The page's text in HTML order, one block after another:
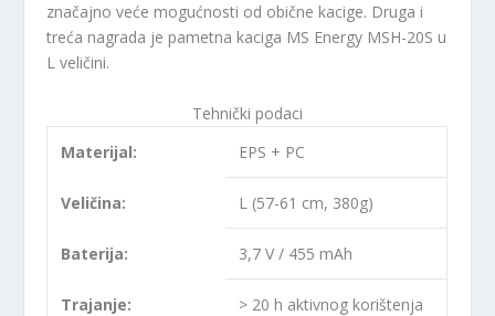
značajno veće mogućnosti od obične kacige. Druga i
treća nagrada je pametna kaciga MS Energy MSH-20S u
L veličini.
Tehnički podaci
Materijal:
EPS + PC
Veličina: L (57-61 cm, 380g)
Baterija: 3,7 V / 455 mAh
Trajanje: > 20 h aktivnog korištenja